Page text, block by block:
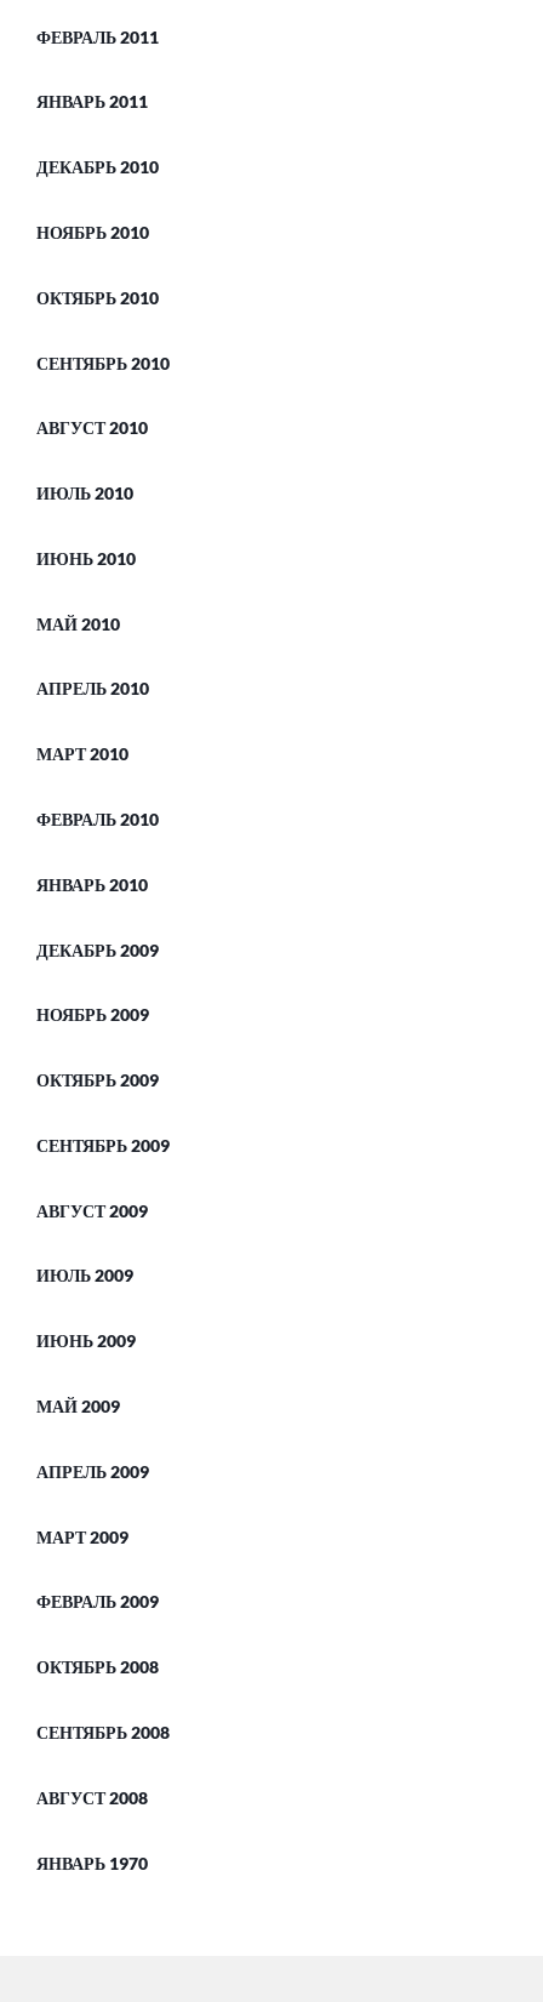
ФЕВРАЛЬ 2011
ЯНВАРЬ 2011
ДЕКАБРЬ 2010
НОЯБРЬ 2010
ОКТЯБРЬ 2010
СЕНТЯБРЬ 2010
АВГУСТ 2010
ИЮЛЬ 2010
ИЮНЬ 2010
МАЙ 2010
АПРЕЛЬ 2010
МАРТ 2010
ФЕВРАЛЬ 2010
ЯНВАРЬ 2010
ДЕКАБРЬ 2009
НОЯБРЬ 2009
ОКТЯБРЬ 2009
СЕНТЯБРЬ 2009
АВГУСТ 2009
ИЮЛЬ 2009
ИЮНЬ 2009
МАЙ 2009
АПРЕЛЬ 2009
МАРТ 2009
ФЕВРАЛЬ 2009
ОКТЯБРЬ 2008
СЕНТЯБРЬ 2008
АВГУСТ 2008
ЯНВАРЬ 1970